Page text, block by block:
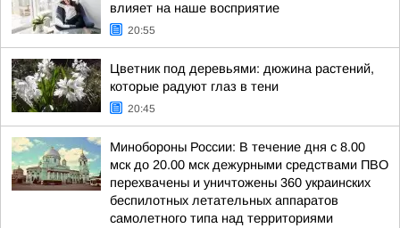
влияет на наше восприятие
20:55
Цветник под деревьями: дюжина растений,
которые радуют глаз в тени
20:45
Минобороны России: В течение дня с 8.00
мск до 20.00 мск дежурными средствами ПВО
перехвачены и уничтожены 360 украинских
беспилотных летательных аппаратов
самолетного типа над территориями